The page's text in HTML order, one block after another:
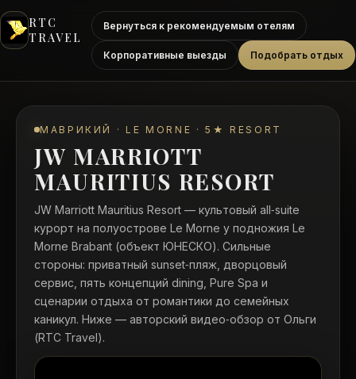
RTC
TRAVEL
Вернуться к рекомендуемым отелям
Корпоративные выезды Подобрать отдых
МАВРИКИЙ · LE MORNE · 5★ RESORT
JW MARRIOTT
MAURITIUS RESORT
JW Marriott Mauritius Resort — культовый all‑suite
курорт на полуострове Le Morne у подножия Le
Morne Brabant (объект ЮНЕСКО). Сильные
стороны: приватный sunset‑пляж, дворцовый
сервис, пять концепций dining, Pure Spa и
сценарии отдыха от романтики до семейных
каникул. Ниже — авторский видео‑обзор от Ольги
(RTC Travel).